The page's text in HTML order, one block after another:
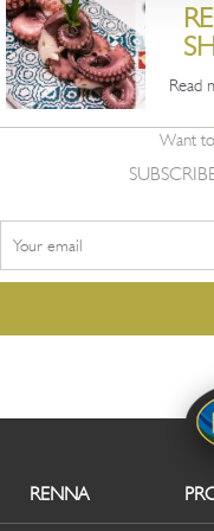
Read
Want
RENNA